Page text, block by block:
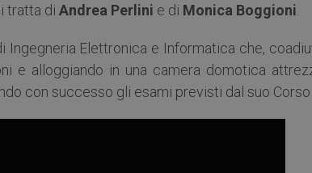
tratta di Andrea Perlini e di Monica Boggioni
Ingegneria Elettronica e Informatica che,
e alloggiando in una camera domotica
con successo gli esami previsti dal suo Corso